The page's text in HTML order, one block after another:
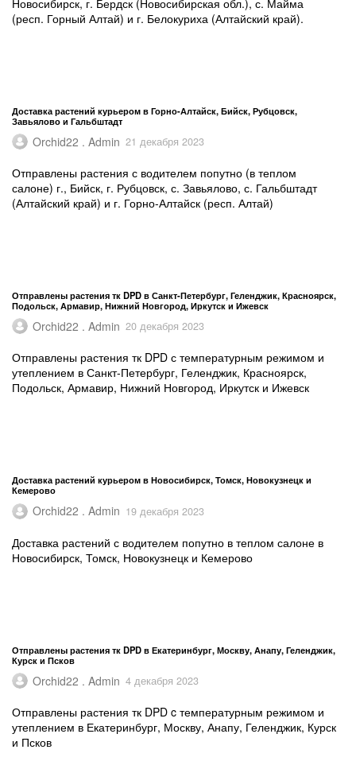
(респ. Горный Алтай) и г. Белокуриха (Алтайский край).
Доставка растений курьером в Горно-Алтайск, Бийск, Рубцовск,
Завьялово и Гальбштадт
Orchid22 . Admin 21 декабря 2023
Отправлены растения с водителем попутно (в теплом
салоне) г., Бийск, г. Рубцовск, с. Завьялово, с. Гальбштадт
(Алтайский край) и г. Горно-Алтайск (респ. Алтай)
Отправлены растения тк DPD в Санкт-Петербург, Геленджик, Красноярск,
Подольск, Армавир, Нижний Новгород, Иркутск и Ижевск
Orchid22 . Admin 20 декабря 2023
Отправлены растения тк DPD с температурным режимом и
утеплением в Санкт-Петербург, Геленджик, Красноярск,
Подольск, Армавир, Нижний Новгород, Иркутск и Ижевск
Доставка растений курьером в Новосибирск, Томск, Новокузнецк и
Кемерово
Orchid22 . Admin 19 декабря 2023
Доставка растений с водителем попутно в теплом салоне в
Новосибирск, Томск, Новокузнецк и Кемерово
Отправлены растения тк DPD в Екатеринбург, Москву, Анапу, Геленджик,
Курск и Псков
Orchid22 . Admin 4 декабря 2023
Отправлены растения тк DPD c температурным режимом и
утеплением в Екатеринбург, Москву, Анапу, Геленджик, Курск
и Псков